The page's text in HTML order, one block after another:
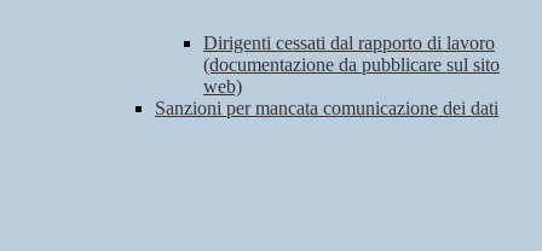
Dirigenti cessati dal rapporto di lavoro
(documentazione da pubblicare sul sito
web)
Sanzioni per mancata comunicazione dei dati